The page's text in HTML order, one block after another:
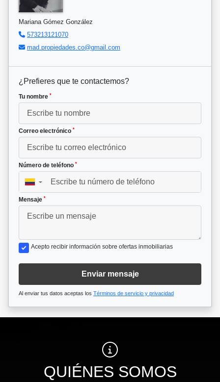
Mariana Gómez González
573213121070
mad.propiedades.co@gmail.com
¿Prefieres que te contactemos?
Tu nombre *
Correo electrónico *
Número de teléfono *
▼
Mensaje *
Acepto recibir información sobre ofertas inmobiliarias
Enviar mensaje
Al enviar tus datos aceptas los Términos de servicio y privacidad
QUIÉNES SOMOS